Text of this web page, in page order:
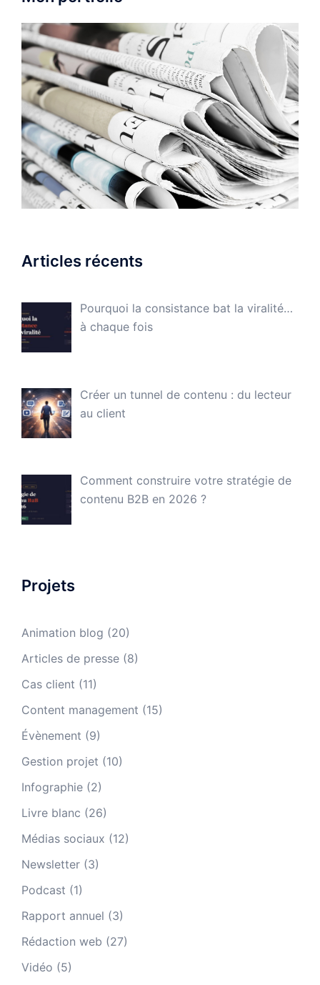
Articles récents
Pourquoi la consistance bat la viralité…
à chaque fois
Créer un tunnel de contenu : du lecteur
au client
Comment construire votre stratégie de
contenu B2B en 2026 ?
Projets
Animation blog (20)
Articles de presse (8)
Cas client (11)
Content management (15)
Évènement (9)
Gestion projet (10)
Infographie (2)
Livre blanc (26)
Médias sociaux (12)
Newsletter (3)
Podcast (1)
Rapport annuel (3)
Rédaction web (27)
Vidéo (5)